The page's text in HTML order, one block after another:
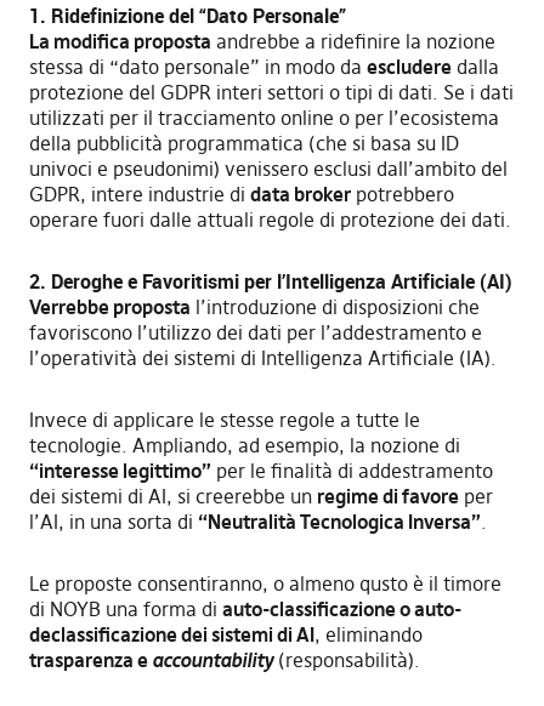
1. Ridefinizione del “Dato Personale”
La modifica proposta andrebbe a ridefinire la nozione
stessa di “dato personale” in modo da escluderedalla
protezione del GDPR interi settori o tipi di dati. Se i dati
utilizzati per il tracciamento online o per l’ecosistema
della pubblicità programmatica (che si basa su ID
univoci e pseudonimi) venissero esclusi dall’ambito del
GDPR, intere industrie di data brokerpotrebbero
operare fuori dalle attuali regole di protezione dei dati.
2. Deroghe e Favoritismi per l’Intelligenza Artificiale (AI)
Verrebbe proposta l’introduzione di disposizioni che
favoriscono l’utilizzo dei dati per l’addestramento e
l’operatività dei sistemi di Intelligenza Artificiale (IA).
Invece di applicare le stesse regole a tutte le
tecnologie. Ampliando, ad esempio, la nozione di
“interesse legittimo”per le finalità di addestramento
dei sistemi di AI, si creerebbe un regime di favoreper
l’AI, in una sorta di “Neutralità Tecnologica Inversa”.
Le proposte consentiranno, o almeno qusto è il timore
di NOYB una forma di auto-classificazione o auto-
declassificazione dei sistemi di AI, eliminando
trasparenza e accountability(responsabilità).